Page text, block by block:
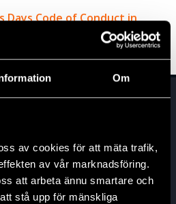
Om
av cookies för att mäta trafik,
av vår marknadsföring.
att arbeta ännu smartare och
stå upp för mänskliga
Days Code of Conduct in